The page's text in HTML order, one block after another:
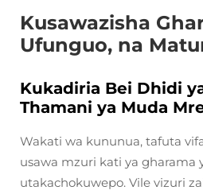
Kusawazisha
Ufunguo, na
Kukadiria Bei Dhidi
Thamani ya Muda
Wakati wa kununua, tafuta
usawa mzuri kati ya gharama
utakachokuwepo. Vile vizuri